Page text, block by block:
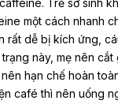
Trẻ sơ sinh
một cách nhanh
rất dễ bị kích ứng,
này, mẹ nên cắt
hạn chế hoàn
café thì nên uống